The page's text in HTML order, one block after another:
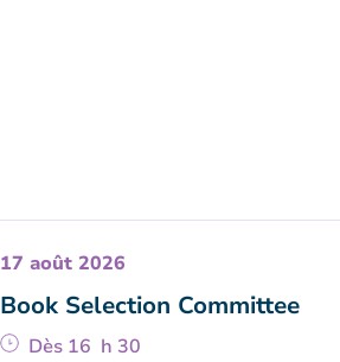
17 août 2026
Book Selection Committee
Dès 16 h 30